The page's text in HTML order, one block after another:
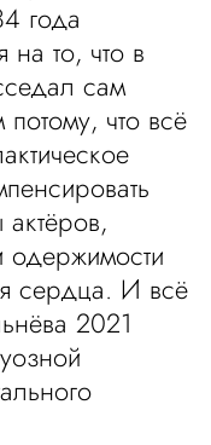
года
то, что в
сам
что всё
одержимости
сердца. И всё
2021